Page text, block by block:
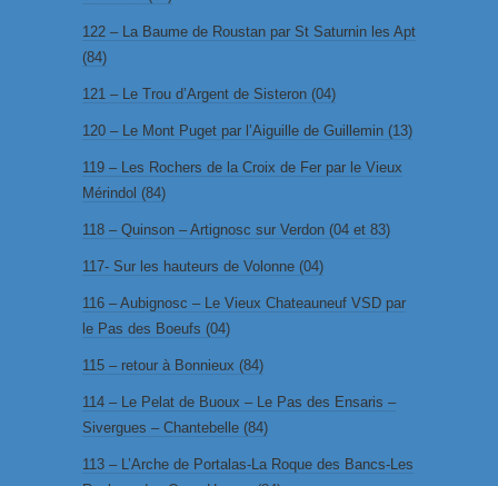
122 – La Baume de Roustan par St Saturnin les Apt
(84)
121 – Le Trou d’Argent de Sisteron (04)
120 – Le Mont Puget par l’Aiguille de Guillemin (13)
119 – Les Rochers de la Croix de Fer par le Vieux
Mérindol (84)
118 – Quinson – Artignosc sur Verdon (04 et 83)
117- Sur les hauteurs de Volonne (04)
116 – Aubignosc – Le Vieux Chateauneuf VSD par
le Pas des Boeufs (04)
115 – retour à Bonnieux (84)
114 – Le Pelat de Buoux – Le Pas des Ensaris –
Sivergues – Chantebelle (84)
113 – L’Arche de Portalas-La Roque des Bancs-Les